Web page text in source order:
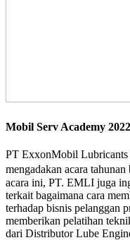
Mobil Serv Academy 2022
PT ExxonMobil Lubricants
mengadakan acara
acara ini, PT. EMLI juga
terkait bagaimana cara
terhadap bisnis
memberikan pelatihan
dari Distributor Lube